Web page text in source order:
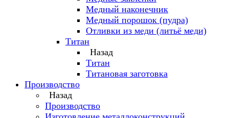
Медный наконечник
Медный порошок (пудра)
Отливки из меди (литьё меди)
Титан
Назад
Титан
Титановая заготовка
Производство
Назад
Производство